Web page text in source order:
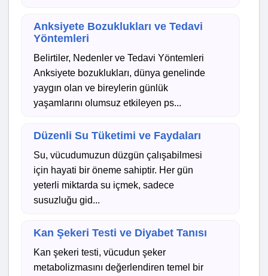
Anksiyete Bozuklukları ve Tedavi
Yöntemleri
Belirtiler, Nedenler ve Tedavi Yöntemleri
Anksiyete bozuklukları, dünya genelinde
yaygın olan ve bireylerin günlük
yaşamlarını olumsuz etkileyen ps...
Düzenli Su Tüketimi ve Faydaları
Su, vücudumuzun düzgün çalışabilmesi
için hayati bir öneme sahiptir. Her gün
yeterli miktarda su içmek, sadece
susuzluğu gid...
Kan Şekeri Testi ve Diyabet Tanısı
Kan şekeri testi, vücudun şeker
metabolizmasını değerlendiren temel bir